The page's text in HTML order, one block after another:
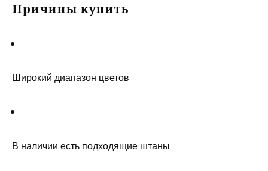
Причины купить
Широкий диапазон цветов
В наличии есть подходящие штаны